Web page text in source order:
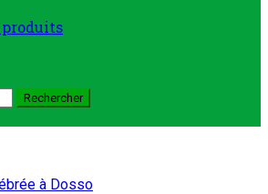
produits
à Dosso